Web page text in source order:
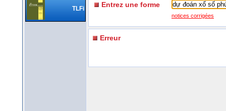
TLFi Entrez une forme
notices corrigées
Erreur